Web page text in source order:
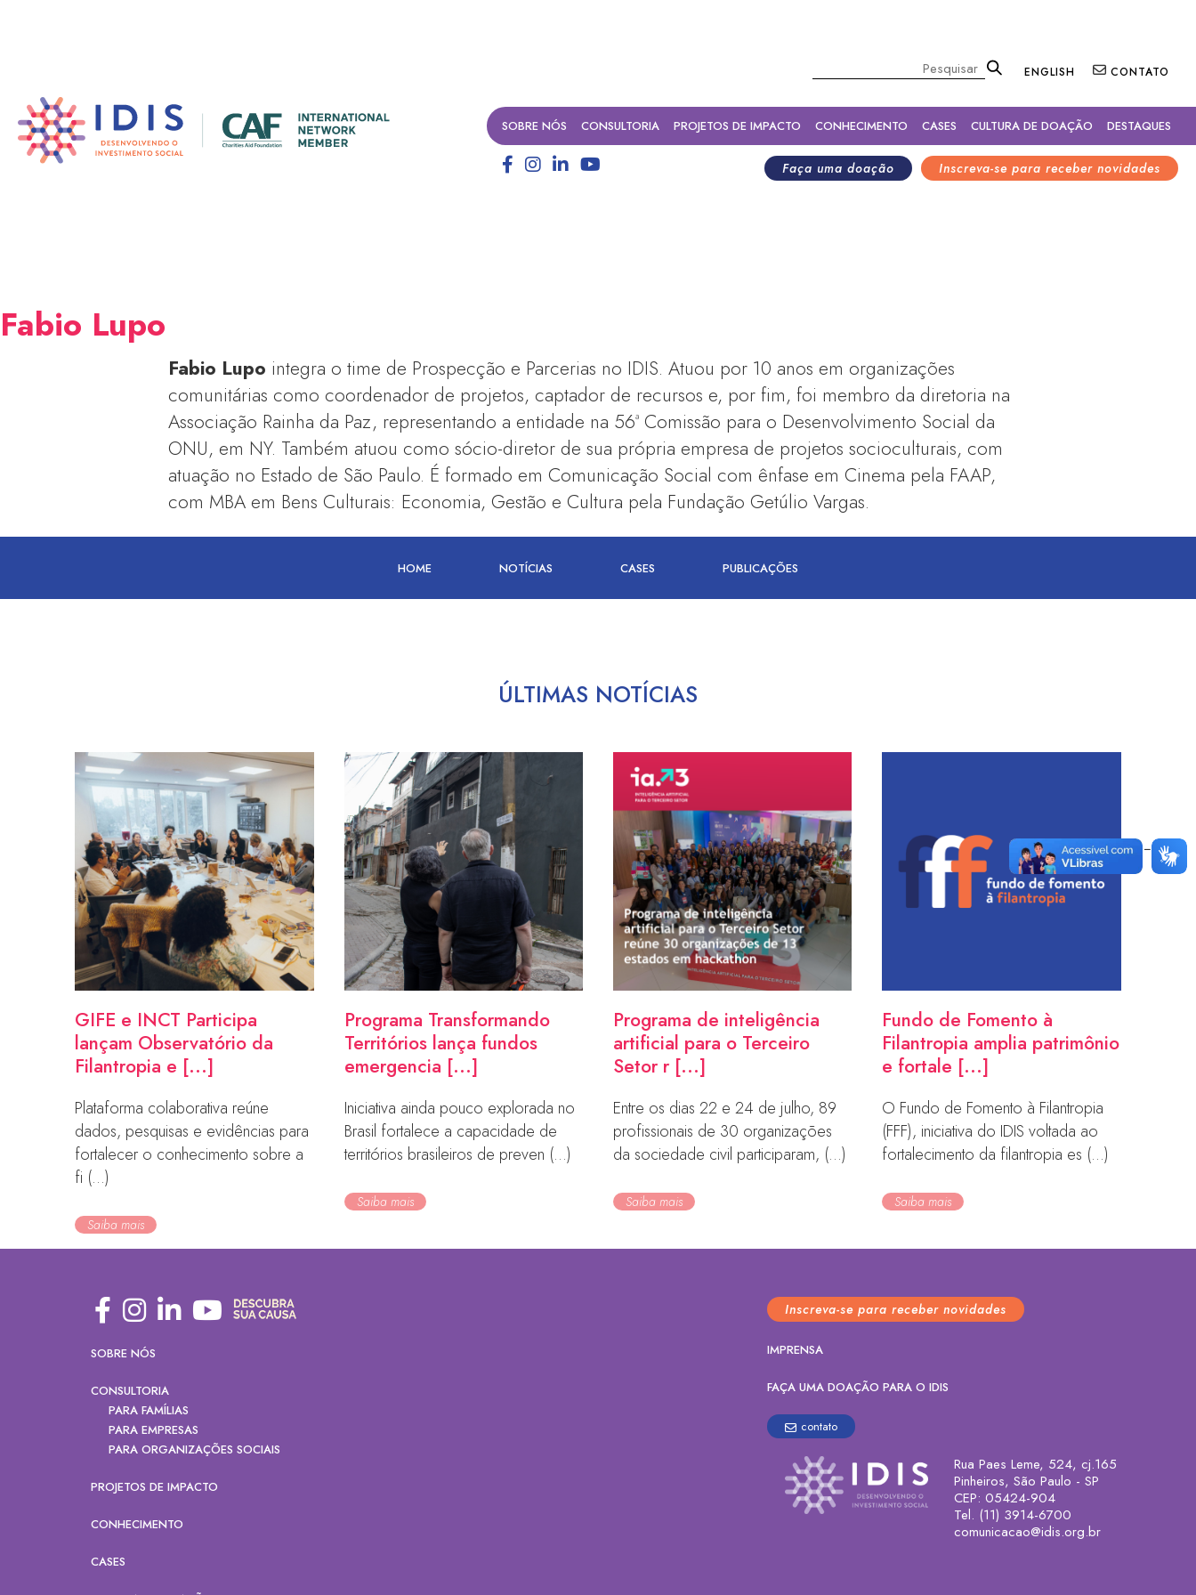
ENGLISH CONTATO
SOBRE NÓS CONSULTORIA PROJETOS DE IMPACTO CONHECIMENTO CASES CULTURA DE DOAÇÃO DESTAQUES
Inscreva-se para receber novidades
Faça uma doação
Fabio Lupo
Fabio Lupo integra o time de Prospecção e Parcerias no IDIS. Atuou por 10 anos em organizações
comunitárias como coordenador de projetos, captador de recursos e, por fim, foi membro da diretoria na
Associação Rainha da Paz, representando a entidade na 56ª Comissão para o Desenvolvimento Social da
ONU, em NY. Também atuou como sócio-diretor de sua própria empresa de projetos socioculturais, com
atuação no Estado de São Paulo. É formado em Comunicação Social com ênfase em Cinema pela FAAP,
com MBA em Bens Culturais: Economia, Gestão e Cultura pela Fundação Getúlio Vargas.
HOME NOTÍCIAS CASES PUBLICAÇÕES
ÚLTIMAS NOTÍCIAS
GIFE e INCT Participa
lançam Observatório da
Filantropia e [...]
Plataforma colaborativa reúne
dados, pesquisas e evidências para
fortalecer o conhecimento sobre a
fi (...)
Saiba mais
Programa Transformando
Territórios lança fundos
emergencia [...]
Iniciativa ainda pouco explorada no
Brasil fortalece a capacidade de
territórios brasileiros de preven (...)
Saiba mais
Programa de inteligência
artificial para o Terceiro
Setor r [...]
Entre os dias 22 e 24 de julho, 89
profissionais de 30 organizações
da sociedade civil participaram, (...)
Saiba mais
Fundo de Fomento à
Filantropia amplia patrimônio
e fortale [...]
O Fundo de Fomento à Filantropia
(FFF), iniciativa do IDIS voltada ao
fortalecimento da filantropia es (...)
Saiba mais
SOBRE NÓS
CONSULTORIA
PARA FAMÍLIAS
PARA EMPRESAS
PARA ORGANIZAÇÕES SOCIAIS
PROJETOS DE IMPACTO
CONHECIMENTO
CASES
Inscreva-se para receber novidades
IMPRENSA
FAÇA UMA DOAÇÃO PARA O IDIS
contato
Rua Paes Leme, 524, cj.165
Pinheiros, São Paulo - SP
CEP: 05424-904
Tel. (11) 3914-6700
comunicacao@idis.org.br